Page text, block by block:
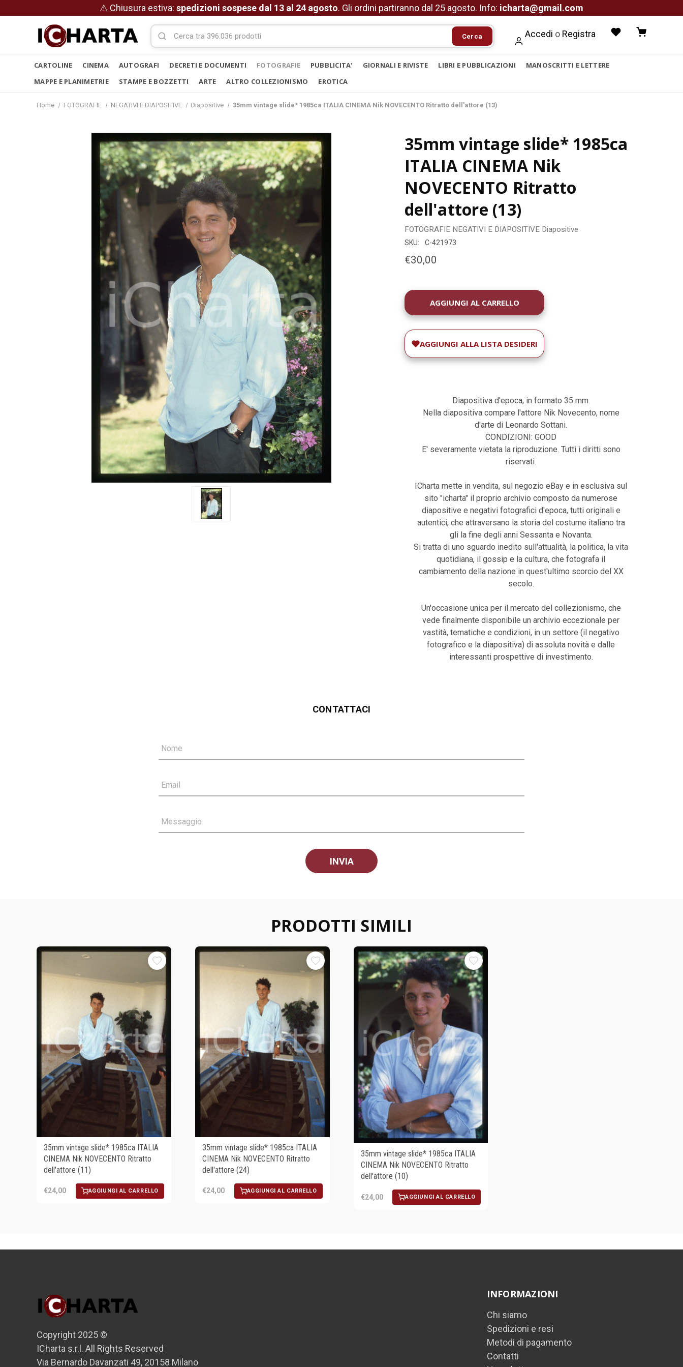
⚠ Chiusura estiva: spedizioni sospese dal 13 al 24 agosto. Gli ordini partiranno dal 25 agosto. Info: icharta@gmail.com
Cerca Accedi o Registra
CARTOLINE CINEMA AUTOGRAFI DECRETI E DOCUMENTI FOTOGRAFIE PUBBLICITA' GIORNALI E RIVISTE LIBRI E PUBBLICAZIONI
MANOSCRITTI E LETTERE
MAPPE E PLANIMETRIE
STAMPE E BOZZETTI ARTE ALTRO COLLEZIONISMO EROTICA
Home FOTOGRAFIE NEGATIVI E DIAPOSITIVE Diapositive 35mm vintage slide* 1985ca ITALIA CINEMA Nik NOVECENTO Ritratto dell'attore (13)
35mm vintage slide* 1985ca
ITALIA CINEMA Nik
NOVECENTO Ritratto
dell'attore (13)
FOTOGRAFIE NEGATIVI E DIAPOSITIVE Diapositive
SKU: C-421973
€30,00
DISPONIBILITÀ
ATTUALE:
AGGIUNGI ALLA LISTA DESIDERI
Diapositiva d'epoca, in formato 35 mm.
Nella diapositiva compare l'attore Nik Novecento, nome
d'arte di Leonardo Sottani.
CONDIZIONI: GOOD
E' severamente vietata la riproduzione. Tutti i diritti sono
riservati.
ICharta mette in vendita, sul negozio eBay e in esclusiva sul
sito "icharta" il proprio archivio composto da numerose
diapositive e negativi fotografici d'epoca, tutti originali e
autentici, che attraversano la storia del costume italiano tra
gli la fine degli anni Sessanta e Novanta.
Si tratta di uno sguardo inedito sull'attualità, la politica, la vita
quotidiana, il gossip e la cultura, che fotografa il
cambiamento della nazione in quest'ultimo scorcio del XX
secolo.
Un'occasione unica per il mercato del collezionismo, che
vede finalmente disponibile un archivio eccezionale per
vastità, tematiche e condizioni, in un settore (il negativo
fotografico e la diapositiva) di assoluta novità e dalle
interessanti prospettive di investimento.
CONTATTACI
Nome
Email
Messaggio
PRODOTTI SIMILI
35mm vintage slide* 1985ca ITALIA
CINEMA Nik NOVECENTO Ritratto
dell'attore (11)
€24,00 AGGIUNGI AL CARRELLO
35mm vintage slide* 1985ca ITALIA
CINEMA Nik NOVECENTO Ritratto
dell'attore (24)
€24,00 AGGIUNGI AL CARRELLO
35mm vintage slide* 1985ca ITALIA
CINEMA Nik NOVECENTO Ritratto
dell'attore (10)
€24,00 AGGIUNGI AL CARRELLO
Copyright 2025 ©
ICharta s.r.l. All Rights Reserved
Via Bernardo Davanzati 49, 20158 Milano
INFORMAZIONI
Chi siamo
Spedizioni e resi
Metodi di pagamento
Contatti